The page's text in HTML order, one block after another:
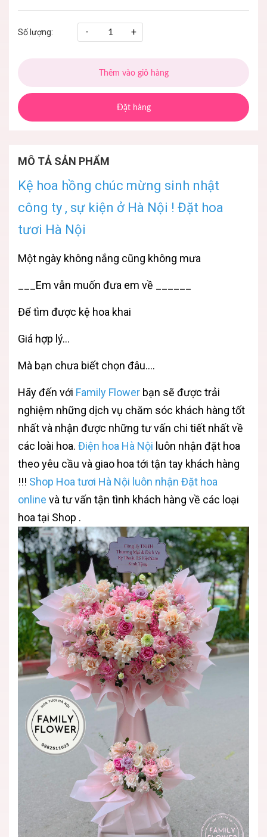
Số lượng: - +
Thêm vào giỏ hàng
Đặt hàng
MÔ TẢ SẢN PHẨM
Kệ hoa hồng chúc mừng sinh nhật
công ty , sự kiện ở Hà Nội ! Đặt hoa
tươi Hà Nội
Một ngày không nắng cũng không mưa
___Em vẫn muốn đưa em về ______
Để tìm được kệ hoa khai
Giá hợp lý...
Mà bạn chưa biết chọn đâu....
Hãy đến với Family Flower bạn sẽ được trải
nghiệm những dịch vụ chăm sóc khách hàng tốt
nhất và nhận được những tư vấn chi tiết nhất về
các loài hoa. Điện hoa Hà Nội luôn nhận đặt hoa
theo yêu cầu và giao hoa tới tận tay khách hàng
!!! Shop Hoa tươi Hà Nội luôn nhận Đặt hoa
online và tư vấn tận tình khách hàng về các loại
hoa tại Shop .